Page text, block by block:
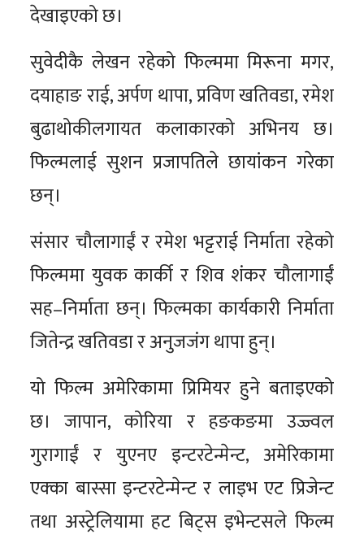
देखाइएको छ।
सुवेदीकै लेखन रहेको फिल्ममा मिरूना मगर,
दयाहाङ राई, अर्पण थापा, प्रविण खतिवडा, रमेश
बुढाथोकीलगायत कलाकारको अभिनय छ।
फिल्मलाई सुशन प्रजापतिले छायांकन गरेका
छन्।
संसार चौलागाईं र रमेश भट्टराई निर्माता रहेको
फिल्ममा युवक कार्की र शिव शंकर चौलागाईं
सह–निर्माता छन्। फिल्मका कार्यकारी निर्माता
जितेन्द्र खतिवडा र अनुजजंग थापा हुन्।
यो फिल्म अमेरिकामा प्रिमियर हुने बताइएको
छ। जापान, कोरिया र हङकङमा उज्ज्वल
गुरागाईं र युएनए इन्टरटेन्मेन्ट, अमेरिकामा
एक्का बास्सा इन्टरटेन्मेन्ट र लाइभ एट प्रिजेन्ट
तथा अस्ट्रेलियामा हट बिट्स इभेन्टसले फिल्म